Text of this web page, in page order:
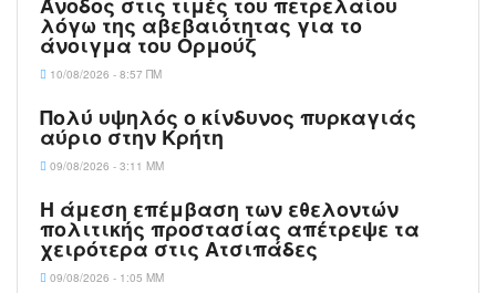
λόγω της αβεβαιότητας για το
άνοιγμα του Ορμούζ
10/08/2026 - 8:57 ΠΜ
Πολύ υψηλός ο κίνδυνος πυρκαγιάς
αύριο στην Κρήτη
09/08/2026 - 3:11 ΜΜ
Η άμεση επέμβαση των εθελοντών
πολιτικής προστασίας απέτρεψε τα
χειρότερα στις Aτσιπάδες
09/08/2026 - 1:05 ΜΜ